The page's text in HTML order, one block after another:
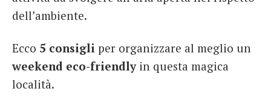
dell’ambiente.
Ecco 5 consigli per organizzare al meglio un
weekend eco-friendlyin questa magica
località.